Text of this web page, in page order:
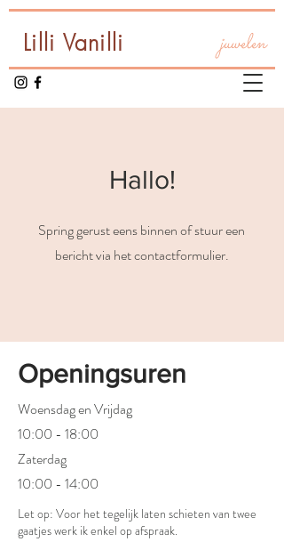
Lilli Vanilli juwelen
Hallo!
Spring gerust eens binnen of stuur een
bericht via het contactformulier.
Openingsuren
Woensdag en Vrijdag
10:00 - 18:00
Zaterdag
10:00 - 14:00
Let op: Voor het tegelijk laten schieten van twee
gaatjes werk ik enkel op afspraak.